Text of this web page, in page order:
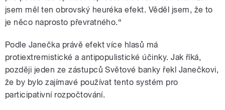
jsem měl ten obrovský heuréka efekt. Věděl jsem, že to
je něco naprosto převratného.“
Podle Janečka právě efekt více hlasů má
protiextremistické a antipopulistické účinky. Jak říká,
později jeden ze zástupců Světové banky řekl Janečkovi,
že by bylo zajímavé používat tento systém pro
participativní rozpočtování.